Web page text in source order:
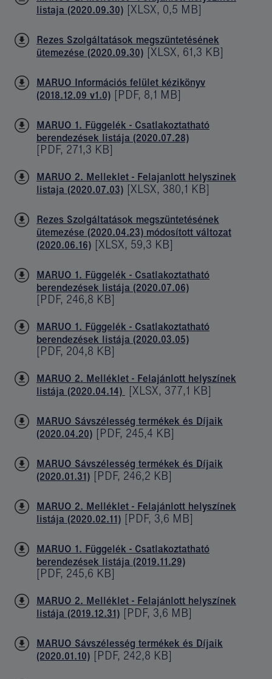
listaja (2020.09.30) [XLSX, 0,5 MB]
Rezes Szolgáltatások megszüntetésének
ütemezése (2020.09.30) [XLSX, 61,3 KB]
MARUO Információs felület kézikönyv
(2018.12.09 v1.0) [PDF, 8,1 MB]
MARUO 1. Függelék - Csatlakoztatható
berendezések listája (2020.07.28)
[PDF, 271,3 KB]
MARUO 2. Melleklet - Felajanlott helyszinek
listaja (2020.07.03) [XLSX, 380,1 KB]
Rezes Szolgáltatások megszüntetésének
ütemezése (2020.04.23) módosított változat
(2020.06.16) [XLSX, 59,3 KB]
MARUO 1. Függelék - Csatlakoztatható
berendezések listája (2020.07.06)
[PDF, 246,8 KB]
MARUO 1. Függelék - Csatlakoztatható
berendezések listája (2020.03.05)
[PDF, 204,8 KB]
MARUO 2. Melléklet - Felajánlott helyszínek
listája (2020.04.14)
[XLSX, 377,1 KB]
MARUO Sávszélesség termékek és Díjaik
(2020.04.20) [PDF, 245,4 KB]
MARUO Sávszélesség termékek és Díjaik
(2020.01.31) [PDF, 246,2 KB]
MARUO 2. Melléklet - Felajánlott helyszínek
listája (2020.02.11) [PDF, 3,6 MB]
MARUO 1. Függelék - Csatlakoztatható
berendezések listája (2019.11.29)
[PDF, 245,6 KB]
MARUO 2. Melléklet - Felajánlott helyszínek
listája (2019.12.31) [PDF, 3,6 MB]
MARUO Sávszélesség termékek és Díjaik
(2020.01.10) [PDF, 242,8 KB]